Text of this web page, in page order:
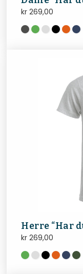
kr 269,00
kr 269,00